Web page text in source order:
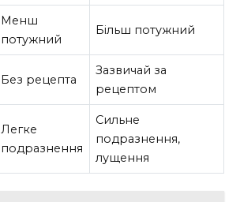
Менш
потужний
Більш потужний
Без рецепта
Зазвичай за
рецептом
Легке
подразнення
Сильне
подразнення,
лущення